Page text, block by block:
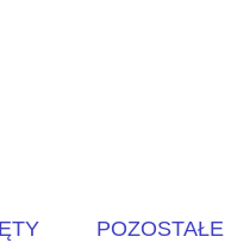
POZOSTAŁE